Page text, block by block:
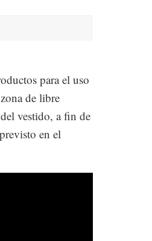
para el uso
de libre
vestido, a fin de
en el